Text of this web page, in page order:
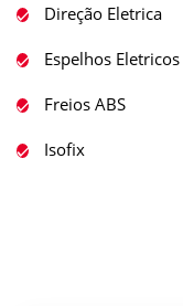
Direção Eletrica
Espelhos Eletricos
Freios ABS
Isofix